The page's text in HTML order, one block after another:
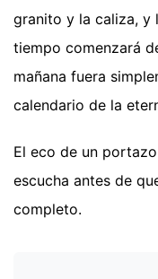
granito y la caliza, y
tiempo comenzará
mañana fuera
calendario de la
El eco de un
escucha antes de
completo.